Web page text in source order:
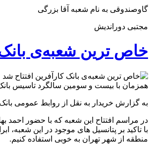
گاوصندوقی به نام شعبه آقا بزرگی
مجتبی دوراندیش
خاص ترین شعبه‌ی بانک
همزمان با بیست و سومین سالگرد تاسیس
به گزارش خریدار به نقل از روابط عمومی
در مراسم افتتاح این شعبه که با حضور احمد
با تاکید بر پتانسیل های موجود در این
منطقه از شهر تهران به خوبی استفاده کنیم.